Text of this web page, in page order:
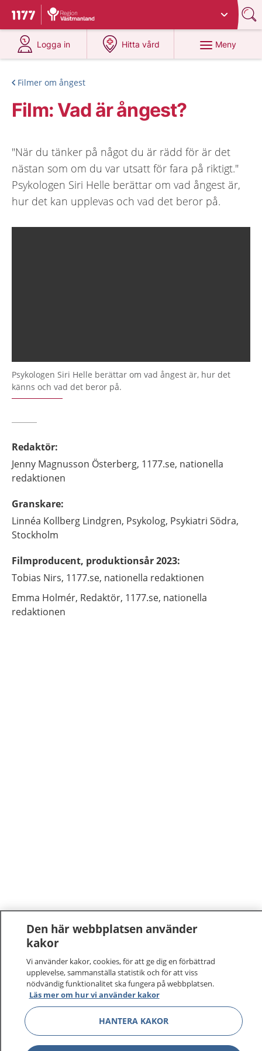
Till startsidan för 1177
Du har valt region
Logga in
på 1177.se
Hitta vård
på 1177.se
Meny
Filmer om ångest
Film: Vad är ångest?
"När du tänker på något du är rädd för är det
nästan som om du var utsatt för fara på riktigt."
Psykologen Siri Helle berättar om vad ångest är,
hur det kan upplevas och vad det beror på.
Psykologen Siri Helle berättar om vad ångest är, hur det
känns och vad det beror på.
Redaktör:
Jenny Magnusson Österberg, 1177.se, nationella
redaktionen
Granskare:
Linnéa Kollberg Lindgren, Psykolog, Psykiatri Södra,
Stockholm
Filmproducent, produktionsår 2023:
Tobias Nirs, 1177.se, nationella redaktionen
Emma Holmér, Redaktör, 1177.se, nationella
redaktionen
1177–tryggt om din hälsa och vård
På 1177.se får du råd om hälsa och information om
sjukdomar och vilka mottagningar du kan kontakta.
Den här webbplatsen använder
kakor
Vi använder kakor, cookies, för att ge dig en förbättrad
upplevelse, sammanställa statistik och för att viss
nödvändig funktionalitet ska fungera på webbplatsen.
Läs mer om hur vi använder kakor
HANTERA KAKOR